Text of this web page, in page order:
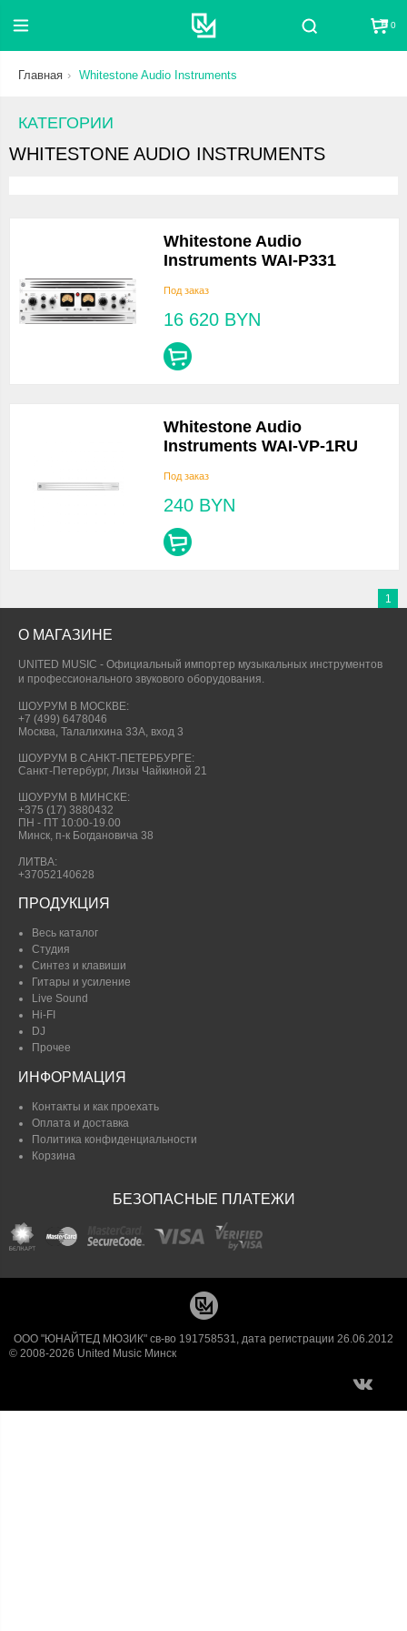
Поиск 0
Главная Whitestone Audio Instruments
КАТЕГОРИИ
WHITESTONE AUDIO INSTRUMENTS
Whitestone Audio
Instruments WAI-P331
Под заказ
16 620 BYN
Whitestone Audio
Instruments WAI-VP-1RU
Под заказ
240 BYN
1
О МАГАЗИНЕ
UNITED MUSIC - Официальный импортер музыкальных инструментов
и профессионального звукового оборудования.
ШОУРУМ В МОСКВЕ:
+7 (499) 6478046
Москва, Талалихина 33А, вход 3
ШОУРУМ В САНКТ-ПЕТЕРБУРГЕ:
Санкт-Петербург, Лизы Чайкиной 21
ШОУРУМ В МИНСКЕ:
+375 (17) 3880432
ПН - ПТ 10:00-19.00
Минск, п-к Богдановича 38
ЛИТВА:
+37052140628
ПРОДУКЦИЯ
Весь каталог
Студия
Синтез и клавиши
Гитары и усиление
Live Sound
Hi-FI
DJ
Прочее
ИНФОРМАЦИЯ
Контакты и как проехать
Оплата и доставка
Политика конфиденциальности
Корзина
БЕЗОПАСНЫЕ ПЛАТЕЖИ
ООО "ЮНАЙТЕД МЮЗИК" св-во 191758531, дата регистрации 26.06.2012
© 2008-2026 United Music Минск